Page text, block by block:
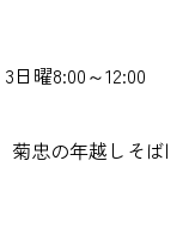
日曜8:00～12:00
菊忠の年越しそば|